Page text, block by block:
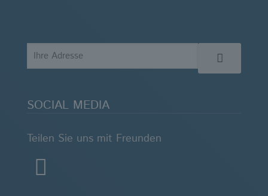
SOCIAL MEDIA
Teilen Sie uns mit Freunden